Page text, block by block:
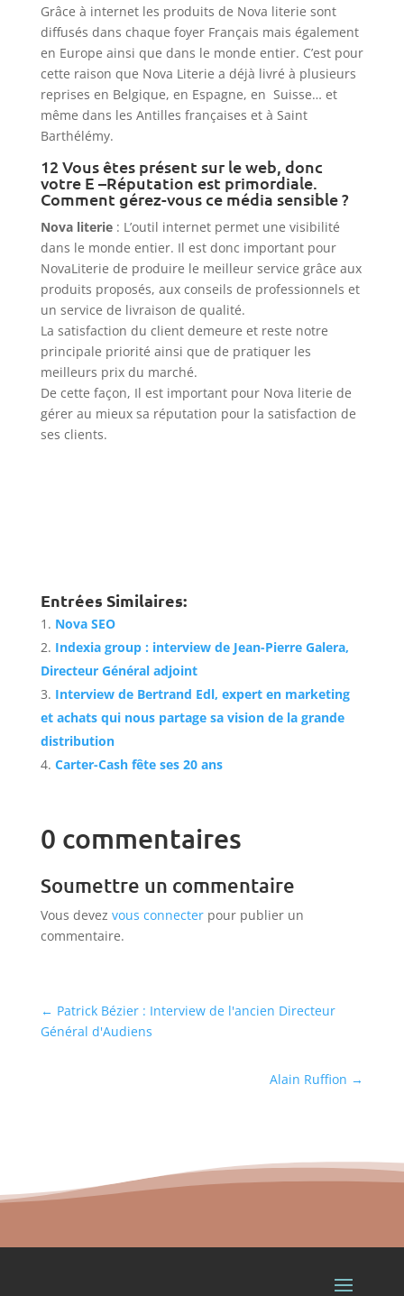
Grâce à internet les produits de Nova literie sont
diffusés dans chaque foyer Français mais également
en Europe ainsi que dans le monde entier. C’est pour
cette raison que Nova Literie a déjà livré à plusieurs
reprises en Belgique, en Espagne, en Suisse… et
même dans les Antilles françaises et à Saint
Barthélémy.
12 Vous êtes présent sur le web, donc
votre E –Réputation est primordiale.
Comment gérez-vous ce média sensible ?
Nova literie: L’outil internet permet une visibilité
dans le monde entier. Il est donc important pour
NovaLiterie de produire le meilleur service grâce aux
produits proposés, aux conseils de professionnels et
un service de livraison de qualité.
La satisfaction du client demeure et reste notre
principale priorité ainsi que de pratiquer les
meilleurs prix du marché.
De cette façon, Il est important pour Nova literie de
gérer au mieux sa réputation pour la satisfaction de
ses clients.
Entrées Similaires:
Nova SEO
Indexia group : interview de Jean-Pierre Galera,
Directeur Général adjoint
Interview de Bertrand Edl, expert en marketing
et achats qui nous partage sa vision de la grande
distribution
Carter-Cash fête ses 20 ans
0 commentaires
Soumettre un commentaire
Vous devez vous connecterpour publier un
commentaire.
← Patrick Bézier : Interview de l'ancien Directeur
Général d'Audiens
Alain Ruffion →